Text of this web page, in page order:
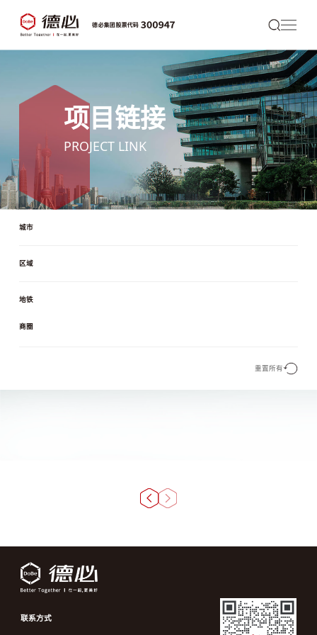
项目链接
PROJECT LINK
城市
区域
地铁
商圈
重置所有
联系方式